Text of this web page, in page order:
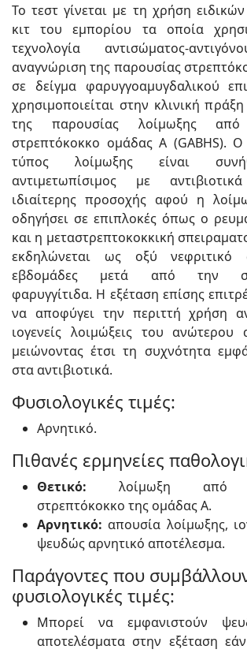
Το τεστ γίνεται με τη χρήση
κιτ του εμπορίου τα οποία
τεχνολογία αντισώματος-
αναγνώριση της παρουσίας
σε δείγμα φαρυγγοαμυγδαλικού
χρησιμοποιείται στην κλινική
της παρουσίας λοίμωξης από
στρεπτόκοκκο ομάδας Α (GABHS). Ο
τύπος λοίμωξης είναι
αντιμετωπίσιμος με
ιδιαίτερης προσοχής αφού η
οδηγήσει σε επιπλοκές όπως ο
και η μεταστρεπτοκοκκική
εκδηλώνεται ως οξύ νεφριτικό
εβδομάδες μετά από την
φαρυγγίτιδα. Η εξέταση επίσης
να αποφύγει την περιττή χρήση
ιογενείς λοιμώξεις του ανώτερου
μειώνοντας έτσι τη συχνότητα
στα αντιβιοτικά.
Φυσιολογικές τιμές:
Αρνητικό.
Πιθανές ερμηνείες
Θετικό: λοίμωξη από β-
στρεπτόκοκκο της ομάδας Α.
Αρνητικό: απουσία λοίμωξης,
ψευδώς αρνητικό αποτέλεσμα.
Παράγοντες που
φυσιολογικές τιμές:
Μπορεί να εμφανιστούν
αποτελέσματα στην εξέταση